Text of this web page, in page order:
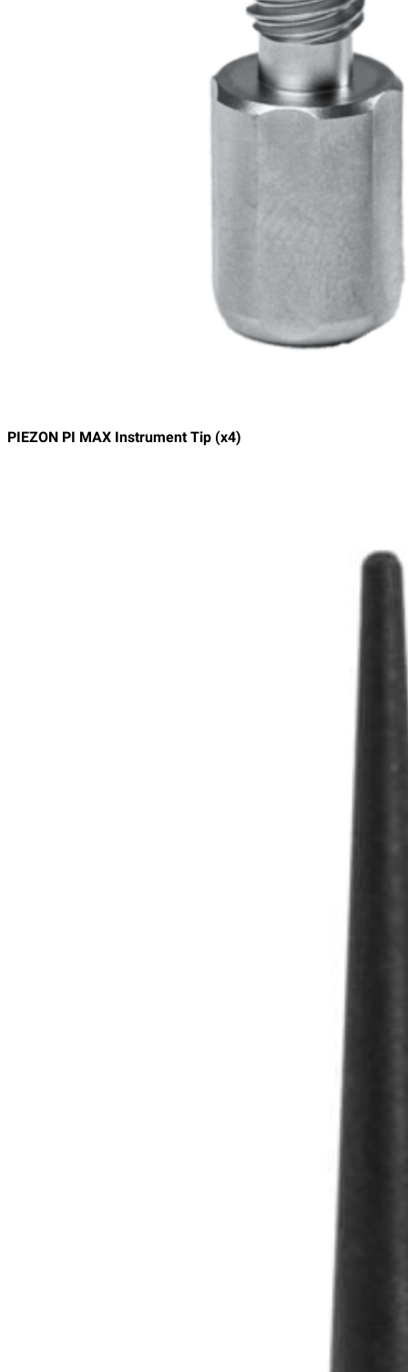
PIEZON PI MAX Instrument Tip (x4)